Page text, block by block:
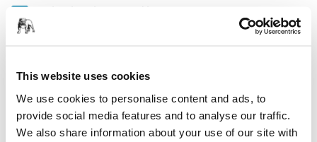
This website uses cookies
We use cookies to personalise content and ads, to
provide social media features and to analyse our traffic.
We also share information about your use of our site with
Teknisk specifikation